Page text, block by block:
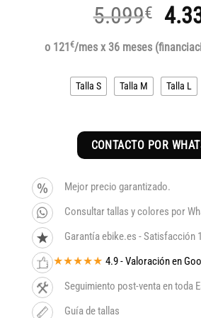
5.099€
El
era:
o 121€/mes x 36 meses
Talla S Talla M Talla L
CONTACTO POR
Mejor precio garantizado.
Consultar tallas y colores por
Garantía ebike.es - Satisfacción
★★★★★ 4.9 - Valoración en
Seguimiento post-venta en toda
Guía de tallas